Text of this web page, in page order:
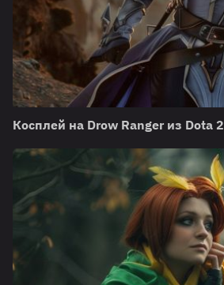
Косплей на Drow Ranger из Dota 2